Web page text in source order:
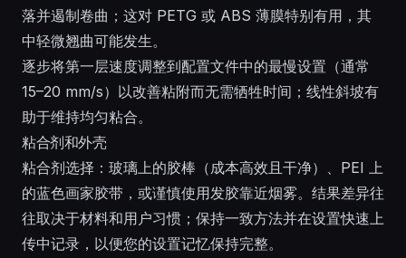
落并遏制卷曲；这对 PETG 或 ABS 薄膜特别有用，其
中轻微翘曲可能发生。
逐步将第一层速度调整到配置文件中的最慢设置（通常
15–20 mm/s）以改善粘附而无需牺牲时间；线性斜坡有
助于维持均匀粘合。
粘合剂和外壳
粘合剂选择：玻璃上的胶棒（成本高效且干净）、PEI 上
的蓝色画家胶带，或谨慎使用发胶靠近烟雾。结果差异往
往取决于材料和用户习惯；保持一致方法并在设置快速上
传中记录，以便您的设置记忆保持完整。